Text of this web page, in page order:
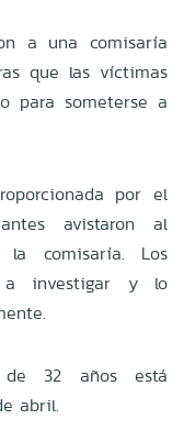
a una comisaría
que las víctimas
para someterse a
por el
avistaron al
la comisaría. Los
a investigar y lo
de 32 años está
abril.